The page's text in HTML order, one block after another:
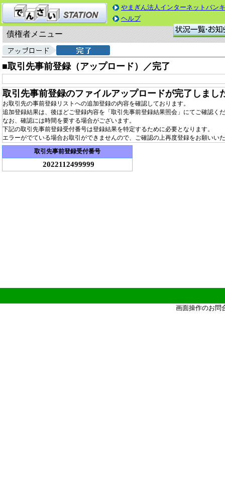
やまぎん法人インターネットバン
ヘルプ
債権者メニュー
■取引先事前登録（アップロード）／完了
取引先事前登録のファイルアップロードが完了しまし
お取引先の事前登録リストへの追加登録の内容を確認しております。
追加登録結果は、後ほどご登録内容を「取引先事前登録結果照会」にてご確認く
なお、確認には時間を要する場合がございます。
下記の取引先事前登録受付番号は登録結果を特定するために必要となります。
エラーがでている場合お取引ができませんので、ご確認の上再度登録をお願いい
取引先事前登録受付番号
2022112499999
画面操作のお問